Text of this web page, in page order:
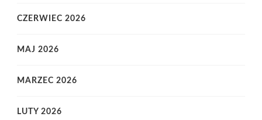
CZERWIEC 2026
MAJ 2026
MARZEC 2026
LUTY 2026